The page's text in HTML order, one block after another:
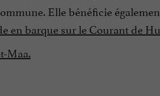
Elle bénéficie
en barque sur le Courant de
Maa.